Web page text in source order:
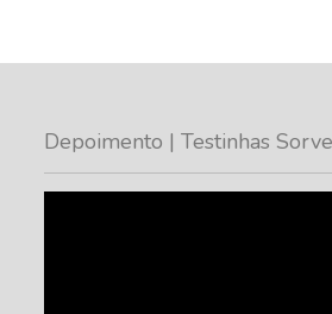
Depoimento | Testinhas